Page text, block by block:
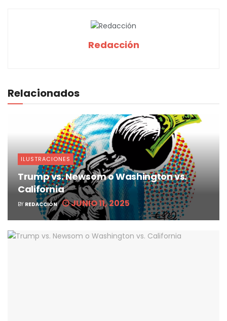
Redacción
Relacionados
ILUSTRACIONES
Trump vs. Newsom o Washington vs.
California
BY REDACCIÓN JUNIO 11, 2025